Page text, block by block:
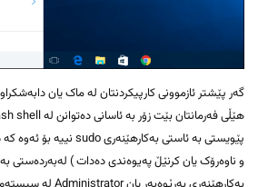
گەر پێشتر ئازموونی کارپیکردنتان لە ماک یان
و ناوەرۆک یان کرنێڵ پەیوەندی دەدات ) لەبەردەستی